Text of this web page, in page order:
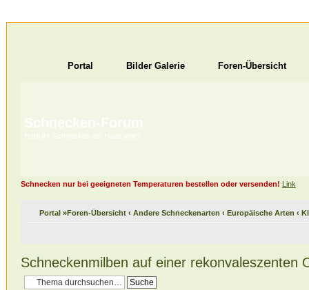
Portal Bilder Galerie Foren-Übersicht
Schnecken-Forum
Habt ihr Schnecken als Haustiere?
Schnecken nur bei geeigneten Temperaturen bestellen oder versenden! Link
Portal»Foren-Übersicht ‹ Andere Schneckenarten ‹ Europäische Arten ‹
Schneckenmilben auf einer rekonvaleszenten